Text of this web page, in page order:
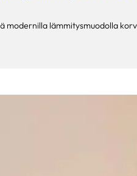
modernilla lämmitysmuodolla